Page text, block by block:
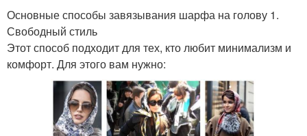
Основные способы завязывания шарфа на голову 1.
Свободный стиль
Этот способ подходит для тех, кто любит минимализм и
комфорт. Для этого вам нужно: